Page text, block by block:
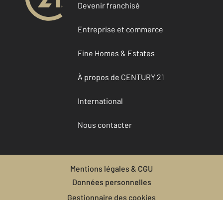
Devenir franchisé
Entreprise et commerce
Fine Homes & Estates
À propos de CENTURY 21
International
Nous contacter
Mentions légales & CGU
Données personnelles
Gestionnaire des cookies